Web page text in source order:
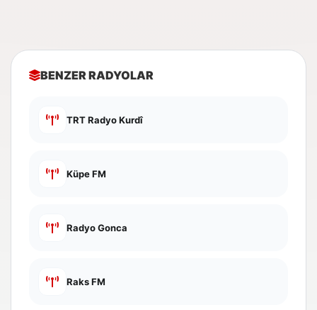
BENZER RADYOLAR
TRT Radyo Kurdî
Küpe FM
Radyo Gonca
Raks FM